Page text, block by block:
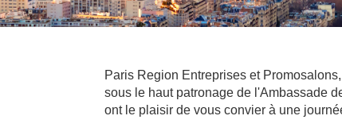
Paris Region Entreprises et Promosalons,
sous le haut patronage de l'Ambassade
ont le plaisir de vous convier à une